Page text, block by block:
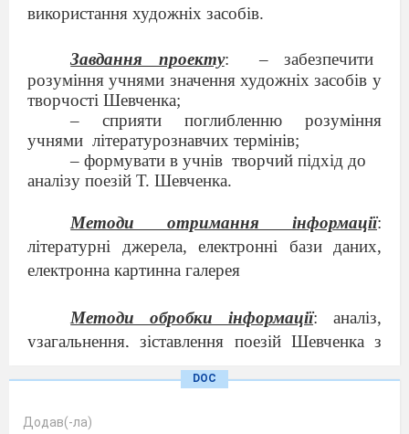
використання художніх засобів.
Завдання проекту: –
забезпечити
розуміння учнями значення художніх засобів у
творчості Шевченка;
–
сприяти поглибленню розуміння
учнями літературознавчих термінів;
– формувати в учнів творчий підхід до
аналізу поезій Т. Шевченка.
Методи отримання інформації:
літературні джерела, електронні бази даних,
електронна картинна галерея
Методи обробки інформації: аналіз,
узагальнення, зіставлення поезій Шевченка з
DOC
Додав(-ла)